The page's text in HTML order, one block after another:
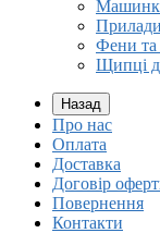
Фени та
Щипці
Назад
Про нас
Оплата
Доставка
Договір
Повернення
Контакти